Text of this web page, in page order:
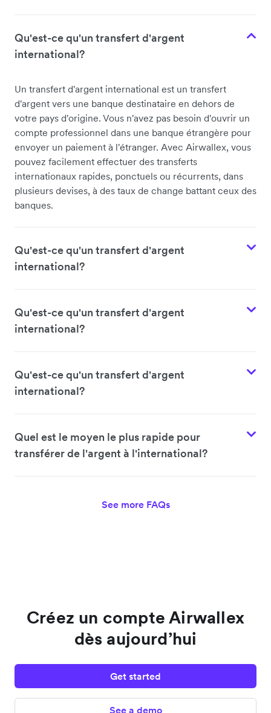
Qu'est-ce qu'un transfert d'argent
international?
Un transfert d'argent international est un transfert
d'argent vers une banque destinataire en dehors de
votre pays d'origine. Vous n'avez pas besoin d'ouvrir un
compte professionnel dans une banque étrangère pour
envoyer un paiement à l'étranger. Avec Airwallex, vous
pouvez facilement effectuer des transferts
internationaux rapides, ponctuels ou récurrents, dans
plusieurs devises, à des taux de change battant ceux des
banques.
Qu'est-ce qu'un transfert d'argent
international?
Qu'est-ce qu'un transfert d'argent
international?
Qu'est-ce qu'un transfert d'argent
international?
Quel est le moyen le plus rapide pour
transférer de l'argent à l'international?
See more FAQs
Créez un compte Airwallex
dès aujourd’hui
Get started
See a demo